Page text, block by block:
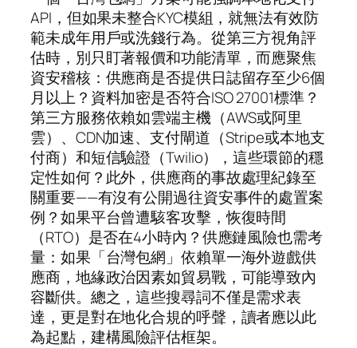
API，但如果未整合KYC模組，就無法有效防
範未成年用戶或洗錢行為。從第三方視角評
估時，別只盯著報價和功能清單，而應聚焦
資安稽核：供應商是否提供日誌留存至少6個
月以上？資料加密是否符合ISO 27001標準？
第三方服務依賴如雲端主機（AWS或阿里
雲）、CDN加速、支付閘道（Stripe或本地支
付商）和短信驗證（Twilio），這些環節的穩
定性如何？此外，供應商的事故處理紀錄至
關重要——有沒有公開過往資安事件的處置案
例？如果平台曾遭駭客攻擊，恢復時間
（RTO）是否在4小時內？供應鏈風險也需考
量：如果「台灣包網」依賴單一海外遊戲供
應商，地緣政治因素如貿易戰，可能導致內
容斷供。總之，這些搜尋詞不僅是需求表
達，更是對在地化合規的呼聲，讀者應以此
為起點，建構風險評估框架。